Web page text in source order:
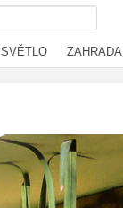
SVĚTLO ZAHRADA